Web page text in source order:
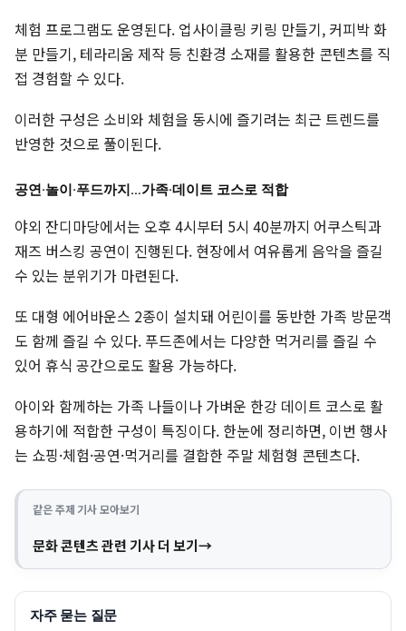
체험 프로그램도 운영된다. 업사이클링 키링 만들기, 커피박 화
분 만들기, 테라리움 제작 등 친환경 소재를 활용한 콘텐츠를 직
접 경험할 수 있다.
이러한 구성은 소비와 체험을 동시에 즐기려는 최근 트렌드를
반영한 것으로 풀이된다.
공연·놀이·푸드까지…가족·데이트 코스로 적합
야외 잔디마당에서는 오후 4시부터 5시 40분까지 어쿠스틱과
재즈 버스킹 공연이 진행된다. 현장에서 여유롭게 음악을 즐길
수 있는 분위기가 마련된다.
또 대형 에어바운스 2종이 설치돼 어린이를 동반한 가족 방문객
도 함께 즐길 수 있다. 푸드존에서는 다양한 먹거리를 즐길 수
있어 휴식 공간으로도 활용 가능하다.
아이와 함께하는 가족 나들이나 가벼운 한강 데이트 코스로 활
용하기에 적합한 구성이 특징이다. 한눈에 정리하면, 이번 행사
는 쇼핑·체험·공연·먹거리를 결합한 주말 체험형 콘텐츠다.
같은 주제 기사 모아보기
문화 콘텐츠 관련 기사 더 보기
자주 묻는 질문